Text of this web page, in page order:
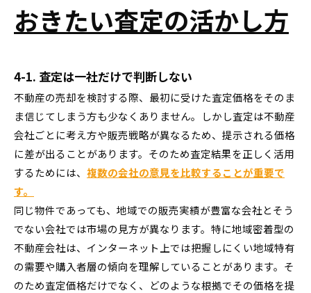
おきたい査定の活かし方
4-1. 査定は一社だけで判断しない
不動産の売却を検討する際、最初に受けた査定価格をそのま
ま信じてしまう方も少なくありません。しかし査定は不動産
会社ごとに考え方や販売戦略が異なるため、提示される価格
に差が出ることがあります。そのため査定結果を正しく活用
するためには、 複数の会社の意見を比較することが重要で
す。
同じ物件であっても、地域での販売実績が豊富な会社とそう
でない会社では市場の見方が異なります。特に地域密着型の
不動産会社は、インターネット上では把握しにくい地域特有
の需要や購入者層の傾向を理解していることがあります。そ
のため査定価格だけでなく、どのような根拠でその価格を提